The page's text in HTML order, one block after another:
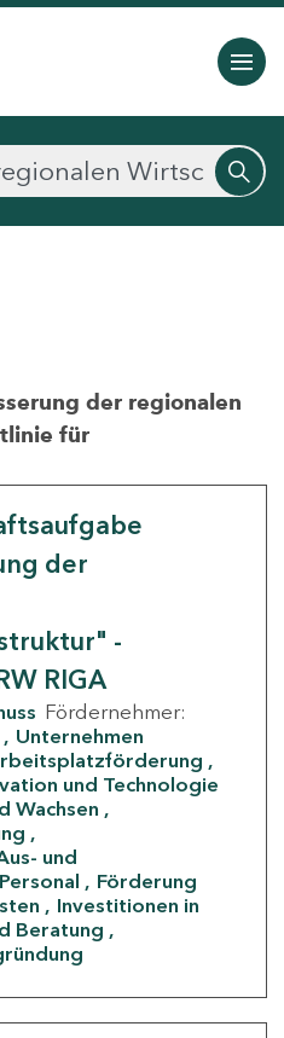
der regionalen
für
der
-
RIGA
Fördernehmer:
Unternehmen
und Technologie
Wachsen
und
Förderung
Investitionen in
Beratung